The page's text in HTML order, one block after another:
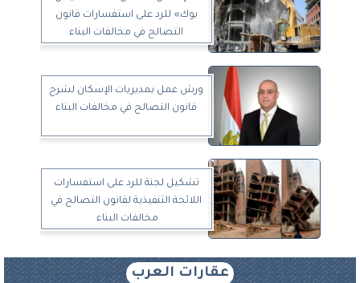
بوك» للرد على استفسارات قانون
التصالح في مخالفات البناء
ورش عمل بمديريات الإسكان لشرح
قانون التصالح في مخالفات البناء
تشكيل لجنة للرد على استفسارات
اللائحة التنفيذية لقانون التصالح في
مخالفات البناء
عقارات العرب